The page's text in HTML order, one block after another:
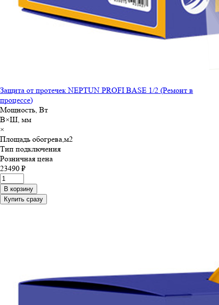
Защита от протечек NEPTUN PROFI BASE 1/2 (Ремонт в
процессе)
Мощность, Вт
В×Ш, мм
×
Площадь обогрева,м2
Тип подключения
Розничная цена
23490 ₽
В корзину
Купить сразу